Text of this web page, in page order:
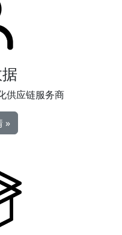
供应链服务商
»